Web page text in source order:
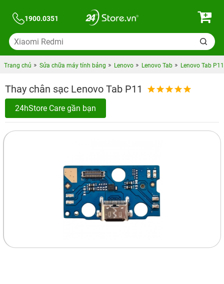
1900.0351
Trang chủ Sửa chữa máy tính bảng Lenovo Lenovo Tab Lenovo Tab P11
Thay chân sạc Lenovo Tab P11
24hStore Care gần bạn